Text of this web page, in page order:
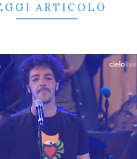
ARTICOLO